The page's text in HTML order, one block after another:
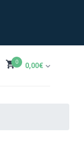
0 0,00€